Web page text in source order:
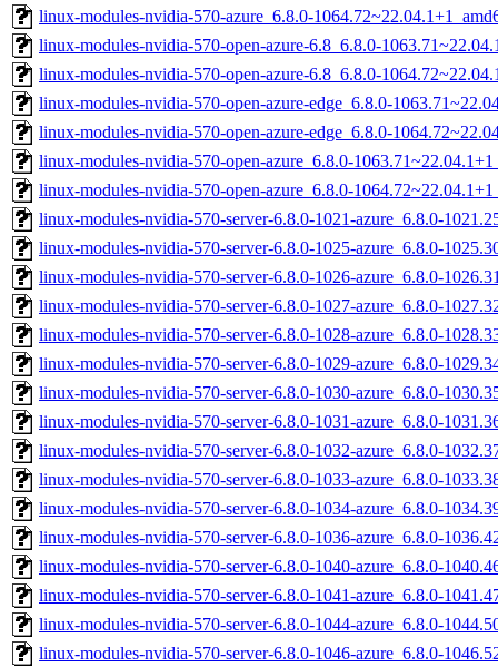
linux-modules-nvidia-570-azure_6.8.0-
linux-modules-nvidia-570-open-azure-6.8_6.8.0-
linux-modules-nvidia-570-open-azure-6.8_6.8.0-
linux-modules-nvidia-570-open-azure-edge_6.8.0-
linux-modules-nvidia-570-open-azure-edge_6.8.0-
linux-modules-nvidia-570-open-azure_6.8.0-
linux-modules-nvidia-570-open-azure_6.8.0-
linux-modules-nvidia-570-server-6.8.0-1021-azure_6.8.0-
linux-modules-nvidia-570-server-6.8.0-1025-azure_6.8.0-
linux-modules-nvidia-570-server-6.8.0-1026-azure_6.8.0-
linux-modules-nvidia-570-server-6.8.0-1027-azure_6.8.0-
linux-modules-nvidia-570-server-6.8.0-1028-azure_6.8.0-
linux-modules-nvidia-570-server-6.8.0-1029-azure_6.8.0-
linux-modules-nvidia-570-server-6.8.0-1030-azure_6.8.0-
linux-modules-nvidia-570-server-6.8.0-1031-azure_6.8.0-
linux-modules-nvidia-570-server-6.8.0-1032-azure_6.8.0-
linux-modules-nvidia-570-server-6.8.0-1033-azure_6.8.0-
linux-modules-nvidia-570-server-6.8.0-1034-azure_6.8.0-
linux-modules-nvidia-570-server-6.8.0-1036-azure_6.8.0-
linux-modules-nvidia-570-server-6.8.0-1040-azure_6.8.0-
linux-modules-nvidia-570-server-6.8.0-1041-azure_6.8.0-
linux-modules-nvidia-570-server-6.8.0-1044-azure_6.8.0-
linux-modules-nvidia-570-server-6.8.0-1046-azure_6.8.0-